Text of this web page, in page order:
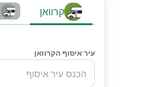
קרוואן
עיר איסוף הקרוואן